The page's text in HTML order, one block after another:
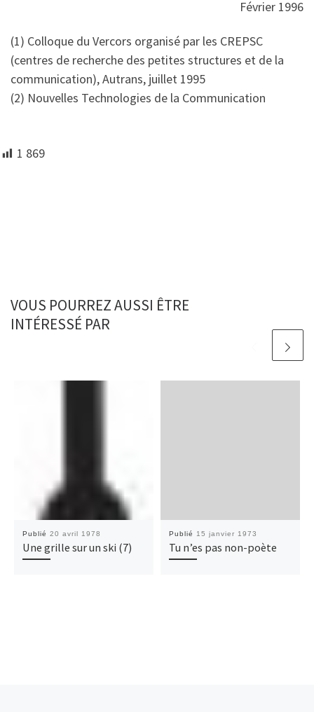
Février 1996
(1) Colloque du Vercors organisé par les CREPSC
(centres de recherche des petites structures et de la
communication), Autrans, juillet 1995
(2) Nouvelles Technologies de la Communication
1 869
VOUS POURREZ AUSSI ÊTRE
INTÉRESSÉ PAR
Publié 20 avril 1978
Une grille sur un ski (7)
Publié 15 janvier 1973
Tu n’es pas non-poète